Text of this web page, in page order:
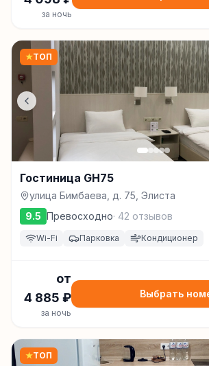
за ночь
★ТОП
Гостиница GH75
улица Бимбаева, д. 75, Элиста
9.5 Превосходно· 42 отзывов
Wi-Fi Парковка Кондиционер
от
4 885 ₽
за ночь
Выбрать
★ТОП